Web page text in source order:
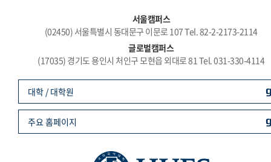
서울캠퍼스
(02450) 서울특별시 동대문구 이문로 107 Tel. 82-2-2173-2114
글로벌캠퍼스
(17035) 경기도 용인시 처인구 모현읍 외대로 81 Tel. 031-330-4114
대학 / 대학원
주요 홈페이지